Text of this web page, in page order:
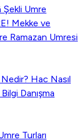
Şekli Umre
Mekke ve
Ramazan Umresi
Hac Nasıl
Danışma
Turları